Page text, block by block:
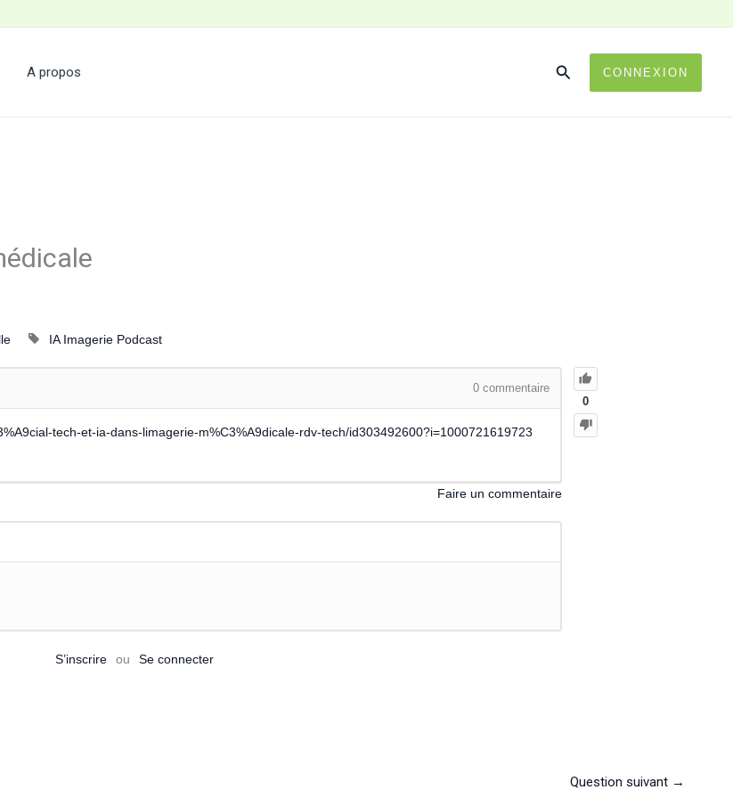
A propos CONNEXION
IA Imagerie Podcast
0
0commentaire
tech-et-ia-dans-limagerie-m%C3%A9dicale-rdv-tech/id303492600?i=1000721619723
Faire un commentaire
S’inscrire ou Se connecter
Question suivant →